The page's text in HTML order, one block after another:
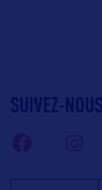
SUIVEZ-NOUS